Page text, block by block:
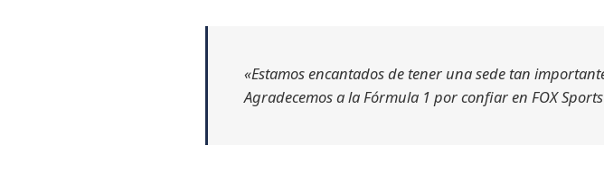
«Estamos encantados de tener una sede tan
Agradecemos a la Fórmula 1 por confiar en FOX